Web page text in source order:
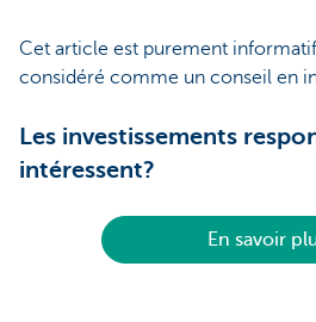
Cet article est purement
considéré comme un conseil en
Les investissements
intéressent?
En savoir